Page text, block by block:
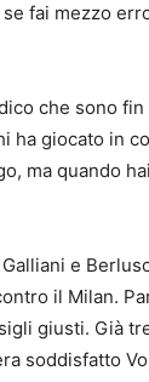
fai mezzo
che sono fin
ha giocato in
ma quando hai
e
il Milan.
giusti. Già
soddisfatto